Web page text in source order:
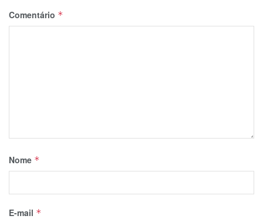
Comentário *
Nome *
E-mail *